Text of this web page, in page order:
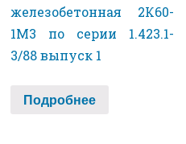
железобетонная 2К60-
1М3 по серии 1.423.1-
3/88 выпуск 1
Подробнее